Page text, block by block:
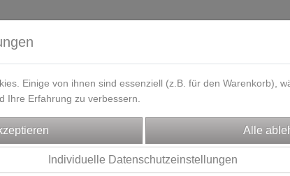
Kontakt / Öffnungszeiten Gutscheine
Dirndl/Trachtenstoffe
Einige von ihnen sind essenziell (z.B. für den Warenkorb),
Ihre Erfahrung zu verbessern.
Individuelle Datenschutzeinstellungen